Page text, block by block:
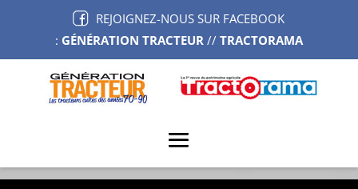
REJOIGNEZ-NOUS SUR FACEBOOK
: GÉNÉRATION TRACTEUR// TRACTORAMA